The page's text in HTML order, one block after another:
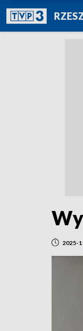
2025-